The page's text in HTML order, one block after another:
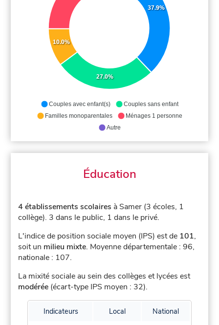
37.9%
27.0%
10.0%
Couples avec enfant(s)
Couples sans enfant
Familles monoparentales
Ménages 1 personne
Autre
Éducation
4 établissements scolaires à Samer (3 écoles, 1
collège). 3 dans le public, 1 dans le privé.
L'indice de position sociale moyen (IPS) est de 101,
soit un milieu mixte. Moyenne départementale : 96,
nationale : 107.
La mixité sociale au sein des collèges et lycées est
modérée (écart-type IPS moyen : 32).
Indicateurs Local National